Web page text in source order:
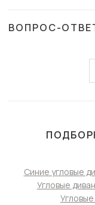
ВОПРОС-
Синие угловые
Угловые